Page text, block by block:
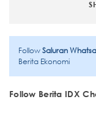
FollowSaluran
Berita Ekonomi
Follow Berita IDX